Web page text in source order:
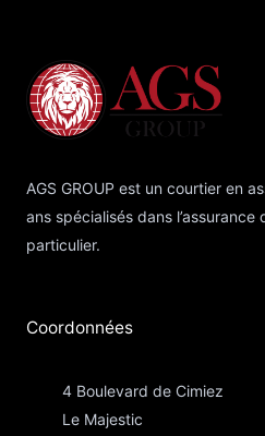
AGS GROUP est un courtier en
ans spécialisés dans
particulier.
Coordonnées​
4 Boulevard de Cimiez
Le Majestic